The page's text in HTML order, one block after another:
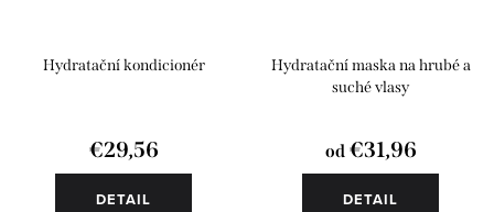
Hydratační kondicionér
€29,56
DETAIL
Hydratační maska na hrubé a
suché vlasy
od€31,96
DETAIL